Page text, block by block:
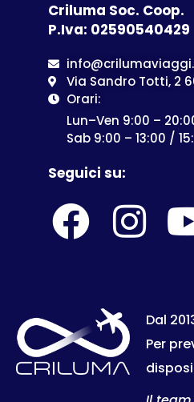
Criluma Soc. Coop.
P.Iva: 02590540429
Via Sandro Totti, 2
Orari:
Lun–Ven 9:00 –
Sab 9:00 – 13:00 /
Seguici su:
Dal
Per